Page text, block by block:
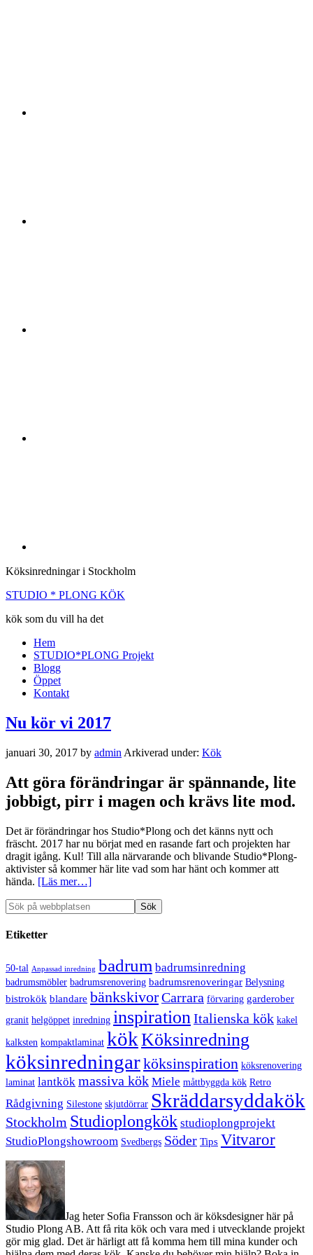
Köksinredningar i Stockholm
STUDIO * PLONG KÖK
kök som du vill ha det
Hem
STUDIO*PLONG Projekt
Blogg
Öppet
Kontakt
Nu kör vi 2017
januari 30, 2017 by admin Arkiverad under: Kök
Att göra förändringar är spännande, lite
jobbigt, pirr i magen och krävs lite mod.
Det är förändringar hos Studio*Plong och det känns nytt och
fräscht. 2017 har nu börjat med en rasande fart och projekten har
dragit igång. Kul! Till alla närvarande och blivande Studio*Plong-
aktivister så kommer här lite vad som har hänt och kommer att
hända. [Läs mer…]
Etiketter
50-tal Anpassad inredning badrum badrumsinredning
badrumsmöbler badrumsrenovering badrumsrenoveringar Belysning
bistrokök blandare bänkskivorCarrara förvaring garderober
granit helgöppet inredning inspirationItalienska kök kakel
kalksten kompaktlaminat kökKöksinredning
köksinredningarköksinspiration köksrenovering
laminat lantkök massiva kök Miele måttbyggda kök Retro
Rådgivning Silestone skjutdörrar Skräddarsyddakök
Stockholm Studioplongkök studioplongprojekt
StudioPlongshowroom Svedbergs Söder Tips Vitvaror
Jag heter Sofia Fransson och är köksdesigner här på
Studio Plong AB. Att få rita kök och vara med i utvecklande projekt
gör mig glad. Det är härligt att få komma hem till mina kunder och